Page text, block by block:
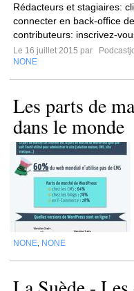
Rédacteurs et stagiaires:
connecter en back-office
contributeurs: inscrivez-
Le 16 juillet 2015 par
NONE
Les parts de
dans le monde
NONE NONE